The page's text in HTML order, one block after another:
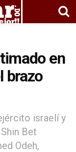
en
brazo
israelí y
Bet
Odeh,